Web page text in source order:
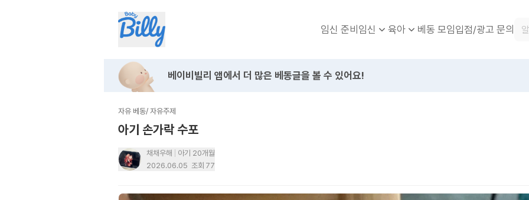
임신 준비임신 육아 베동 모임입점/광고 문의
베이비빌리 앱에서 더 많은 베동글을 볼 수 있어요!
자유 베동/ 자유주제
아기 손가락 수포
채채우해
아기 20개월
2026.06.05 조회 77